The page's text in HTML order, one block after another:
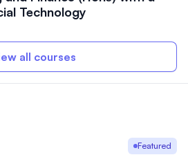
Technology
all courses
Featured